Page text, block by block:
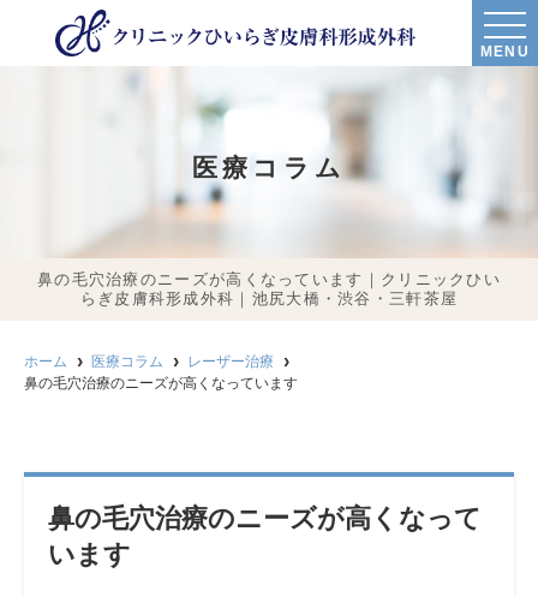
MENU
医療コラム
鼻の毛穴治療のニーズが高くなっています｜クリニックひい
らぎ皮膚科形成外科｜池尻大橋・渋谷・三軒茶屋
ホーム 医療コラム
レーザー治療
鼻の毛穴治療のニーズが高くなっています
鼻の毛穴治療のニーズが高くなって
います